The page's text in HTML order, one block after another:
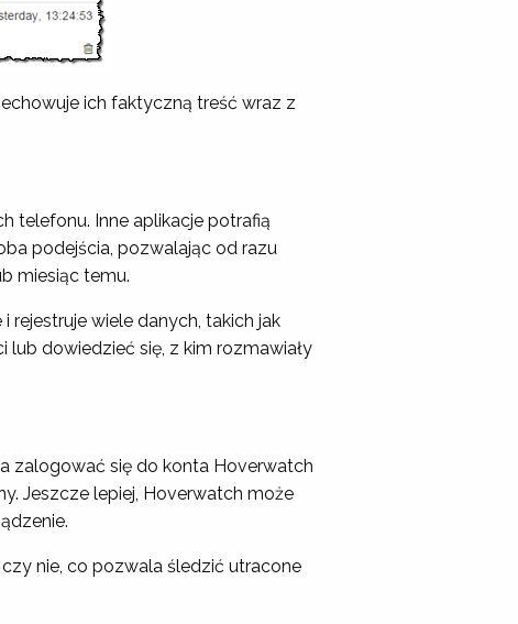
ich faktyczną treść wraz z
telefonu. Inne aplikacje potrafią
podejścia, pozwalając od razu
miesiąc temu.
rejestruje wiele danych, takich jak
dowiedzieć się, z kim rozmawiały
zalogować się do konta Hoverwatch
Jeszcze lepiej, Hoverwatch może
nie, co pozwala śledzić utracone